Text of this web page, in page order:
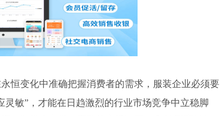
变化中准确把握消费者的需求，服装企业必须要
敏”，才能在日趋激烈的行业市场竞争中立稳脚